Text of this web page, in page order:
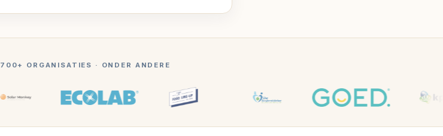
ORGANISATIES · ONDER ANDERE